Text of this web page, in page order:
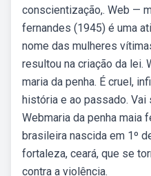
conscientização,. Web —
fernandes (1945) é uma
nome das mulheres
resultou na criação da lei.
maria da penha. É cruel,
história e ao passado. Vai
Webmaria da penha maia
brasileira nascida em 1º
fortaleza, ceará, que se
contra a violência.